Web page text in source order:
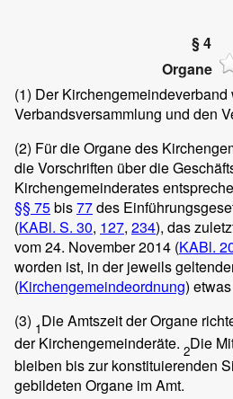
§ 4
Organe
(1) Der
Verbandsversammlung und den
(2) Für die Organe des
die Vorschriften über die
Kirchengemeinderates
§§ 75bis77des
(KABl. S. 30, 127, 234), das
vom 24. November 2014 (KABl.
worden ist, in der jeweils
(Kirchengemeindeordnung)
(3) 1Die Amtszeit der Organe
der Kirchengemeinderäte. 2Die
bleiben bis zur konstituierenden
gebildeten Organe im Amt.